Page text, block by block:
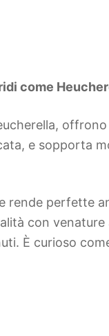
come
e sopporta
rende perfette
con
È curioso